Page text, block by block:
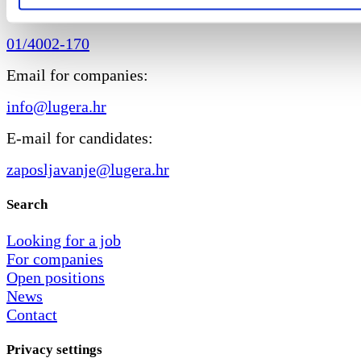
Phone:
01/4002-170
Email for companies:
info@lugera.hr
E-mail for candidates:
zaposljavanje@lugera.hr
Search
Looking for a job
For companies
Open positions
News
Contact
Privacy settings